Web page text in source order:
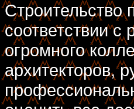
Строительство
соответствии
огромного
архитекторов,